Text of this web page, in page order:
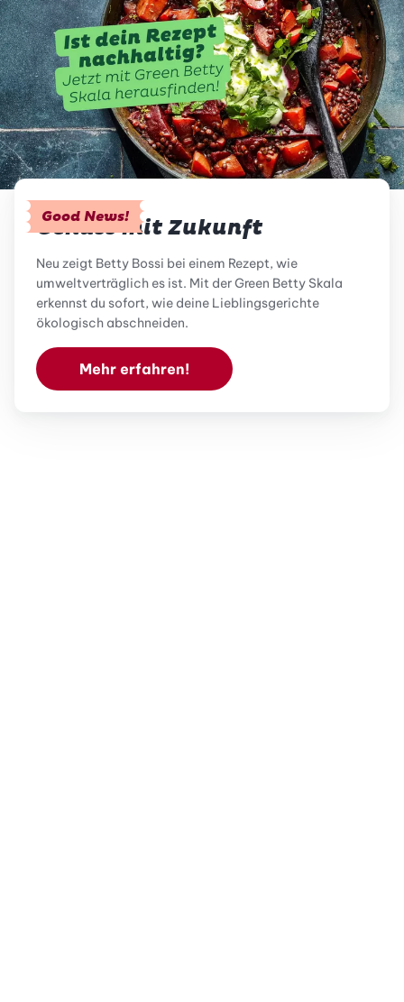
Good News!
Genuss mit Zukunft
Neu zeigt Betty Bossi bei einem Rezept, wie
umweltverträglich es ist. Mit der Green Betty Skala
erkennst du sofort, wie deine Lieblingsgerichte
ökologisch abschneiden.
Mehr erfahren!